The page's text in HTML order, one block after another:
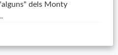
dels Monty